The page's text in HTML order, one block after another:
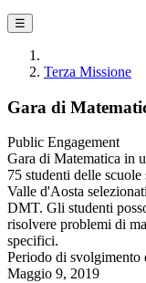
☰
Terza Missione
Gara di
Public Engagement
Gara di Matematica in
75 studenti delle
Valle d'Aosta
DMT. Gli studenti
risolvere problemi di
specifici.
Periodo di svolgimento
Maggio 9, 2019